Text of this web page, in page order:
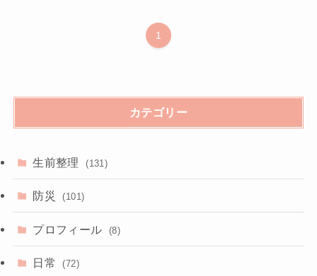
1
カテゴリー
生前整理 (131)
防災 (101)
プロフィール (8)
日常 (72)